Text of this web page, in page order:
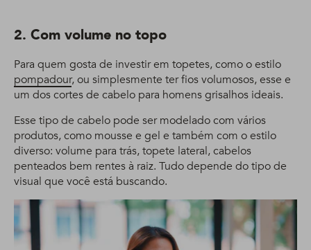
2. Com volume no topo
Para quem gosta de investir em topetes, como o estilo
pompadour, ou simplesmente ter fios volumosos, esse e
um dos cortes de cabelo para homens grisalhos ideais.
Esse tipo de cabelo pode ser modelado com vários
produtos, como mousse e gel e também com o estilo
diverso: volume para trás, topete lateral, cabelos
penteados bem rentes à raiz. Tudo depende do tipo de
visual que você está buscando.